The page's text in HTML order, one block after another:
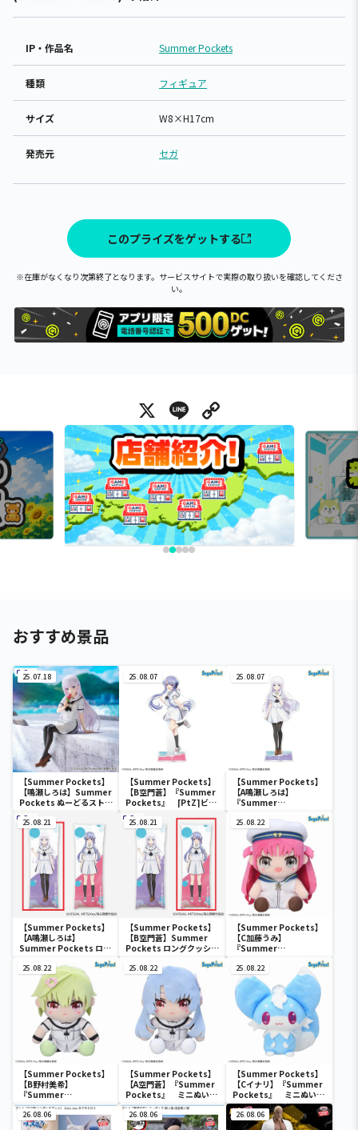
IP・作品名 Summer Pockets
種類 フィギュア
サイズ W8×H17cm
発売元 セガ
このプライズをゲットする
※在庫がなくなり次第終了となります。サービスサイトで実際の取り扱いを確認してくださ
い。
X Line
おすすめ景品
25.07.18
【Summer Pockets】
【鳴瀬しろは】Summer
Pockets ぬーどるストッ
パーフィギュアー鳴瀬し
ろはー
25.08.07
【Summer Pockets】
【B空門蒼】『Summer
Pockets』 [PtZ]ビッ
グアクリルスタンド
25.08.07
【Summer Pockets】
【A鳴瀬しろは】
『Summer
Pockets』 [PtZ]ビッ
グアクリルスタンド
25.08.21
【Summer Pockets】
【A鳴瀬しろは】
Summer Pockets ロン
25.08.21
【Summer Pockets】
【B空門蒼】Summer
Pockets ロングクッショ
25.08.22
【Summer Pockets】
【C加藤うみ】
『Summer
Pockets』 ミニぬいぐ
るみ（EX）
25.08.22
【Summer Pockets】
【B野村美希】
『Summer
Pockets』 ミニぬいぐ
るみVol.2（EX）
25.08.22
【Summer Pockets】
【A空門蒼】『Summer
Pockets』 ミニぬいぐ
るみVol.2（EX）
25.08.22
【Summer Pockets】
【Cイナリ】『Summer
Pockets』 ミニぬいぐ
るみVol.2（EX）
26.08.06 26.08.06 26.08.06